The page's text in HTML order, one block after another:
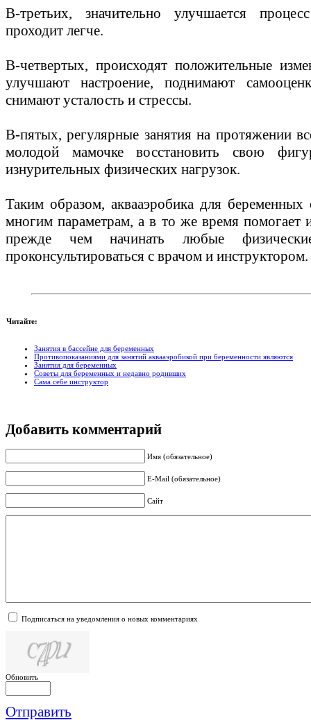
В-третьих, значительно улучшается
проходит легче.
В-четвертых, происходят положительные
улучшают настроение, поднимают
снимают усталость и стрессы.
В-пятых, регулярные занятия на протяжении
молодой мамочке восстановить свою
изнурительных физических нагрузок.
Таким образом, аквааэробика для
многим параметрам, а в то же время помогает
прежде чем начинать любые
проконсультироваться с врачом и инструктором.
Читайте:
Занятия в бассейне для беременных
Противопоказаниями для занятий аквааэробикой при беременности являются
Занятия для беременных
Советы для беременных и недавно родивших
Сама себе инструктор
Добавить комментарий
Имя (обязательное)
E-Mail (обязательное)
Сайт
Подписаться на уведомления о новых комментариях
Обновить
Отправить